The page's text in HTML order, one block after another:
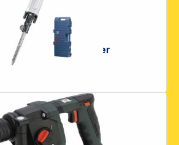
Bosch GSH 16-30 Schlaghammer Koffer